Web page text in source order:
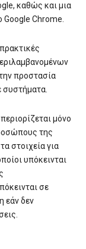
καθώς και μια
Google Chrome.
προστασία
συστήματα.
μόνο
της
στοιχεία για
υπόκεινται
σε
εάν δεν